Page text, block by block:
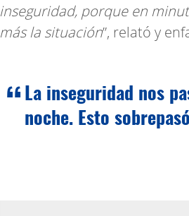
inseguridad, porque en
más la situación”, relató y
La inseguridad nos
noche. Esto